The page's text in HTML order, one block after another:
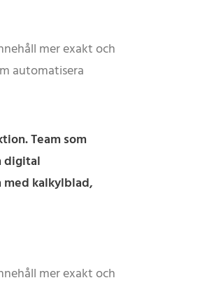
mer exakt och
automatisera
Team som
digital
kalkylblad,
mer exakt och